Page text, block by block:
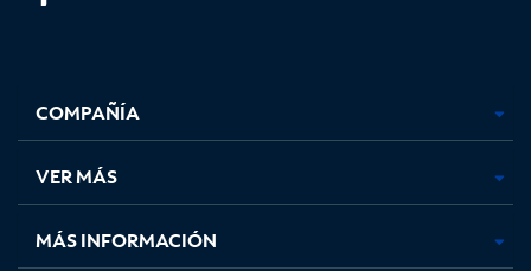
abre
en
pestaña
nueva
abre
en
pestaña
nueva
abre
en
pestaña
nueva
en
nueva
COMPAÑÍA
VER MÁS
MÁS INFORMACIÓN